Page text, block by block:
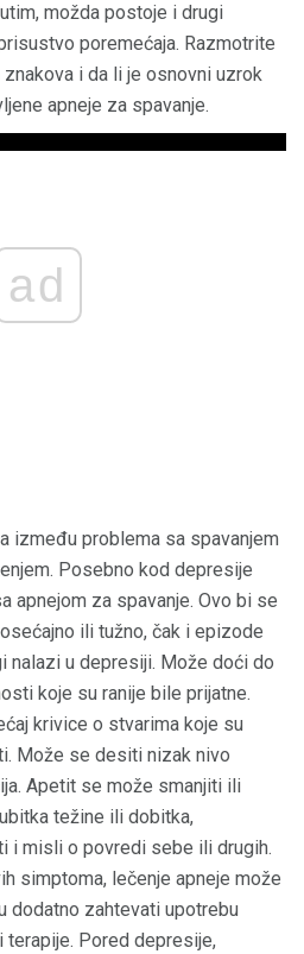
možda postoje i drugi
poremećaja. Razmotrite
i da li je osnovni uzrok
apneje za spavanje.
ad
između problema sa spavanjem
Posebno kod depresije
apnejom za spavanje. Ovo bi se
ili tužno, čak i epizode
nalazi u depresiji. Može doći do
koje su ranije bile prijatne.
krivice o stvarima koje su
Može se desiti nizak nivo
Apetit se može smanjiti ili
težine ili dobitka,
i misli o povredi sebe ili drugih.
simptoma, lečenje apneje može
dodatno zahtevati upotrebu
Pored depresije,